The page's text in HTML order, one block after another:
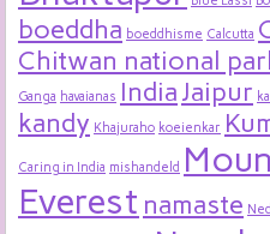
boeddha boeddhisme Calcutta
Chitwan national
Ganga havaianas IndiaJaipur
kandy Khajuraho koeienkar
Caring in India mishandeld
Everest namaste